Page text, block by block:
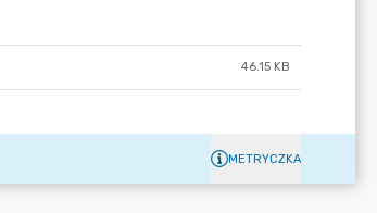
46.15 KB
METRYCZKA